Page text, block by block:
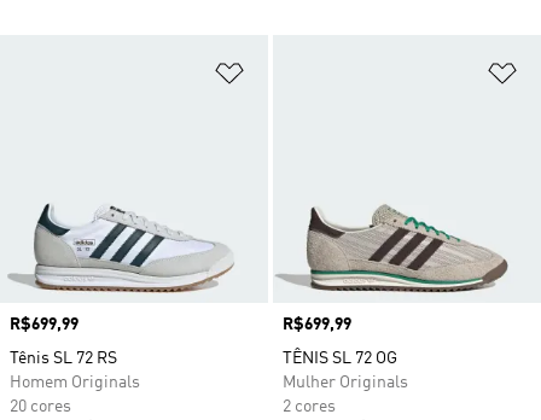
Preço
R$699,99
Tênis SL 72 RS
Homem Originals
20 cores
Preço
R$699,99
TÊNIS SL 72 OG
Mulher Originals
2 cores